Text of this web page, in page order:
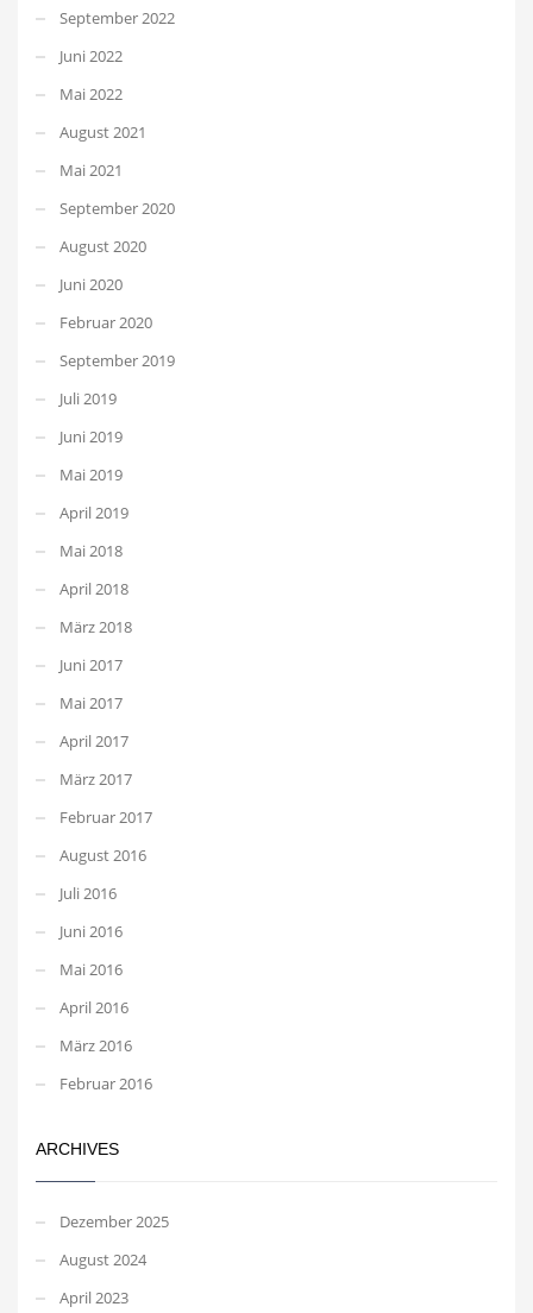
September 2022
Juni 2022
Mai 2022
August 2021
Mai 2021
September 2020
August 2020
Juni 2020
Februar 2020
September 2019
Juli 2019
Juni 2019
Mai 2019
April 2019
Mai 2018
April 2018
März 2018
Juni 2017
Mai 2017
April 2017
März 2017
Februar 2017
August 2016
Juli 2016
Juni 2016
Mai 2016
April 2016
März 2016
Februar 2016
ARCHIVES
Dezember 2025
August 2024
April 2023